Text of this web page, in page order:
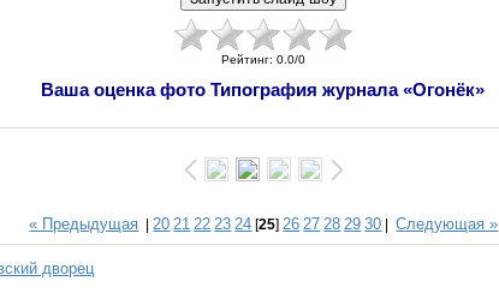
Рейтинг: 0.0/0
Ваша оценка фото Типография журнала «Огонёк»
« Предыдущая | 20 21 22 23 24 [25] 26 27 28 29 30 |Следующая »
дворец